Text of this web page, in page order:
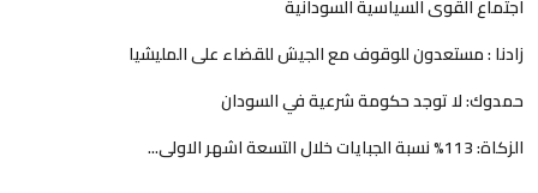
اجتماع القوى السياسية السودانية
زادنا : مستعدون للوقوف مع الجيش للقضاء على المليشيا
حمدوك: لا توجد حكومة شرعية في السودان
الزكاة: 113% نسبة الجبايات خلال التسعة اشهر الاولى...